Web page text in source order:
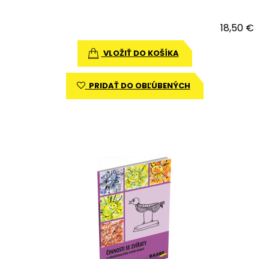
18,50 €
VLOŽIŤ DO KOŠÍKA
PRIDAŤ DO OBĽÚBENÝCH